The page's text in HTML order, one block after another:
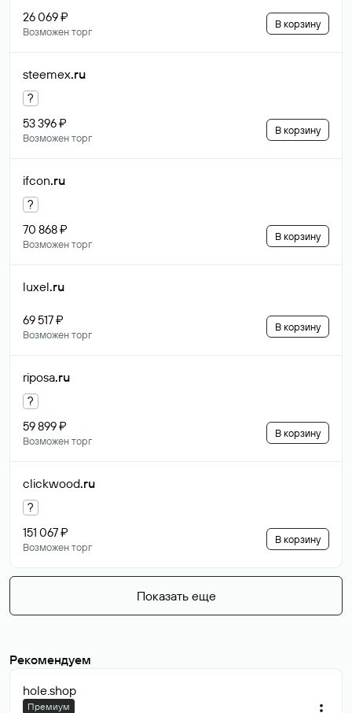
26 069 ₽
Возможен торг
В корзину
steemex.ru
?
53 396 ₽
Возможен торг
В корзину
ifcon.ru
?
70 868 ₽
Возможен торг
В корзину
luxel.ru
69 517 ₽
Возможен торг
В корзину
riposa.ru
?
59 899 ₽
Возможен торг
В корзину
clickwood.ru
?
151 067 ₽
Возможен торг
В корзину
Показать еще
Рекомендуем
hole.shop
Премиум